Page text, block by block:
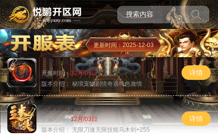
更新时间：2025-12-03
魔灵神宠
开服时间：12月/03日
版本介绍：秘境宠物剧情奇遇特色激情
详情
小木剑高爆版
开服时间：12月/03日
版本介绍： 无限刀速无限技能乌木剑+255
详情